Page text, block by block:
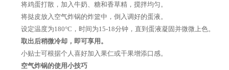
将鸡蛋打散，加入牛奶、糖和香草精，搅拌均匀。
将挞皮放入空气炸锅的炸篮中，倒入调好的蛋液。
设定温度为180°C，时间为15-18分钟，直到蛋液凝固并微微上色。
取出后稍微冷却，即可享用。
小贴士可根据个人喜好加入果仁或干果增添口感。
空气炸锅的使用小技巧